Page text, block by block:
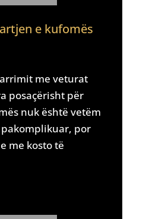
e kufomës
me veturat
posaçërisht për
nuk është vetëm
por
me kosto të